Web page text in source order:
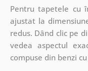
Pentru tapetele cu
ajustat la
redus. Dând clic pe
vedea aspectul
compuse din benzi